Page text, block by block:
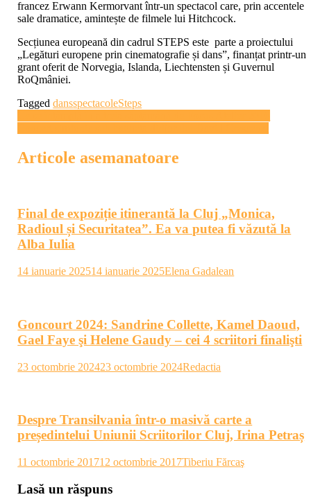
francez Erwann Kermorvant într-un spectacol care, prin accentele
sale dramatice, amintește de filmele lui Hitchcock.
Secțiunea europeană din cadrul STEPS este parte a proiectului
„Legături europene prin cinematografie și dans”, finanțat printr-un
grant oferit de Norvegia, Islanda, Liechtensten și Guvernul
RoQmâniei.
TaggeddansspectacoleSteps
Navigare
în
articole
Articole asemanatoare
Final de expoziție itinerantă la Cluj „Monica,
Radioul și Securitatea”. Ea va putea fi văzută la
Alba Iulia
14 ianuarie 202514 ianuarie 2025Elena Gadalean
Goncourt 2024: Sandrine Collette, Kamel Daoud,
Gael Faye şi Helene Gaudy – cei 4 scriitori finalişti
23 octombrie 202423 octombrie 2024Redactia
Despre Transilvania într-o masivă carte a
președintelui Uniunii Scriitorilor Cluj, Irina Petraș
11 octombrie 201712 octombrie 2017Tiberiu Fărcaş
Lasă un răspuns